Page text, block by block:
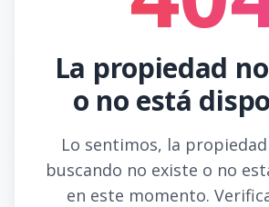
La propiedad
o no está
Lo sentimos, la
buscando no existe o no
en este momento.